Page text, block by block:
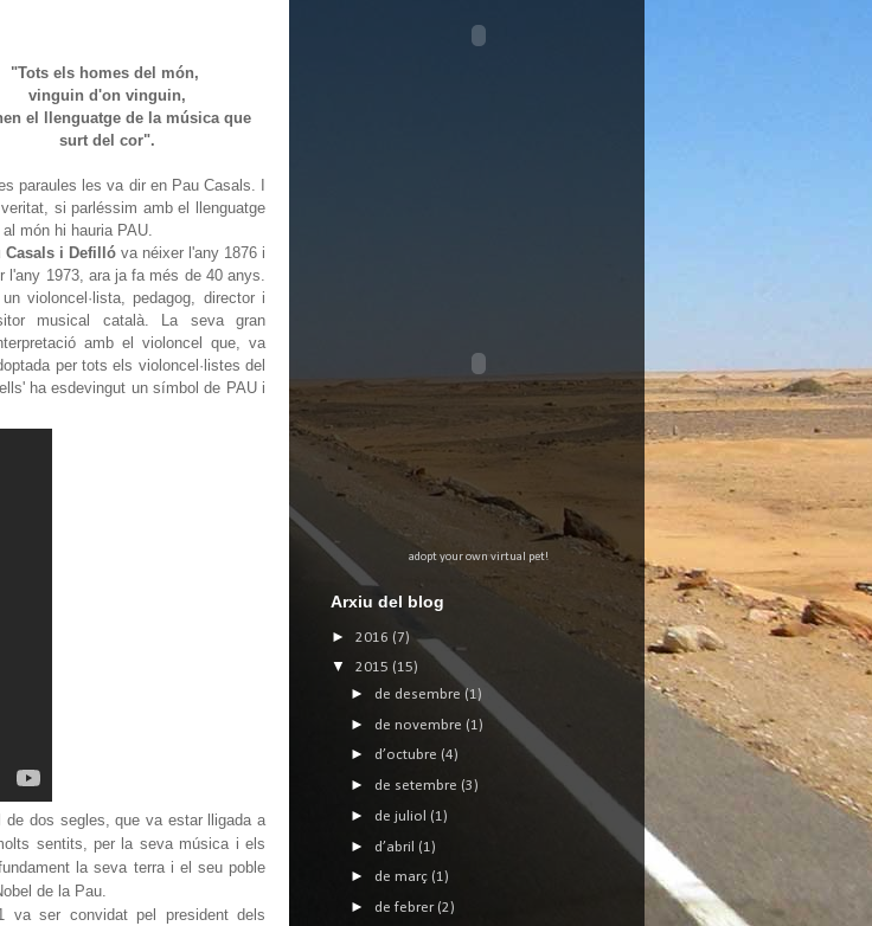
"Tots el s homes del món,
vinguin d'on vinguin,
el llenguatge de la música que
surt del cor".
paraules les va dir en Pau Casals. I
si parléssim amb el llenguatge
món hi hauria PAU.
Casals i Defilló va néixer l'any 1876 i
l'any 1973, ara ja fa més de 40 anys.
violoncel·lista, pedagog, director i
musical català. La seva gran
amb el violoncel que, va
per tots els violoncel·listes del
ha esdevingut un símbol de PAU i
dos segles, que va estar lligada a
sentits, per la seva música i els
la seva terra i el seu poble
de la Pau.
va ser convidat pel president dels
adopt your own virtual pet!
Arxiu del blog
► 2016 (7)
▼ 2015 (15)
► de desembre (1)
► de novembre (1)
► d’octubre (4)
► de setembre (3)
► de juliol (1)
► d’abril (1)
► de març (1)
► de febrer (2)